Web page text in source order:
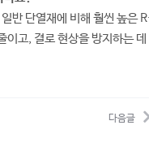
반 단열재에 비해 훨씬 높은
고, 결로 현상을 방지하는 데
다음글